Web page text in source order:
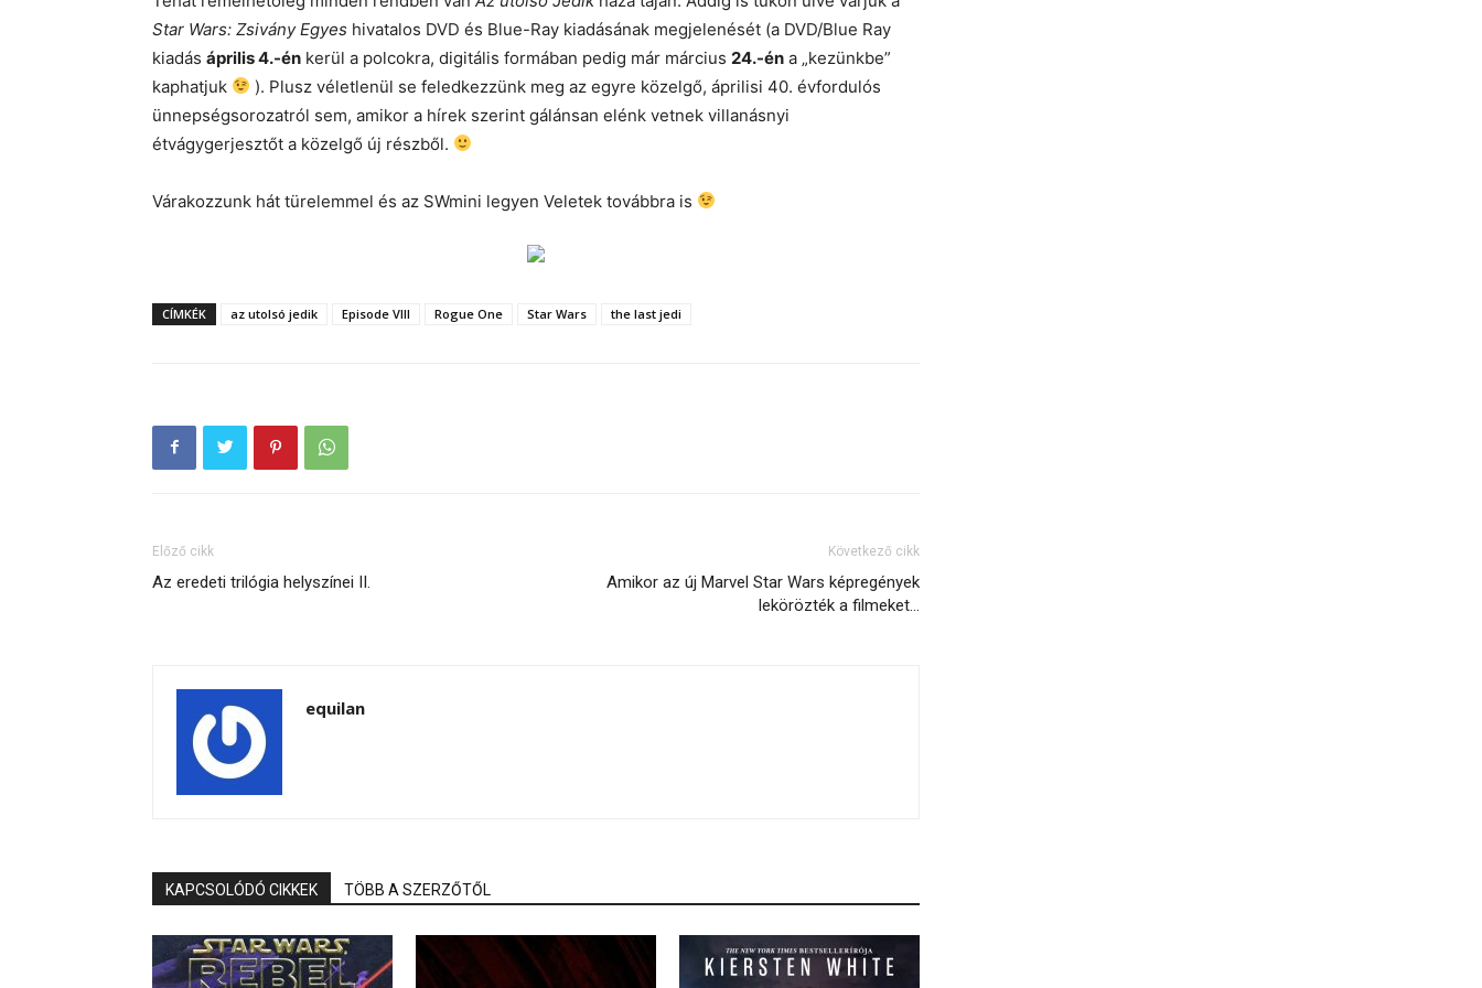
Star Wars: Zsivány Egyes hivatalos DVD és Blue-Ray kiadásának megjelenését (a DVD/Blue Ray
kiadás április 4.-én kerül a polcokra, digitális formában pedig már március 24.-én a „kezünkbe”
kaphatjuk
). Plusz véletlenül se feledkezzünk meg az egyre közelgő, áprilisi 40. évfordulós
ünnepségsorozatról sem, amikor a hírek szerint gálánsan elénk vetnek villanásnyi
étvágygerjesztőt a közelgő új részből.
Várakozzunk hát türelemmel és az SWmini legyen Veletek továbbra is
CÍMKÉK az utolsó jedik Episode VIII Rogue One Star Wars the last jedi
Előző cikk
Az eredeti trilógia helyszínei II.
Következő cikk
Amikor az új Marvel Star Wars képregények
lekörözték a filmeket…
equilan
KAPCSOLÓDÓ CIKKEK TÖBB A SZERZŐTŐL